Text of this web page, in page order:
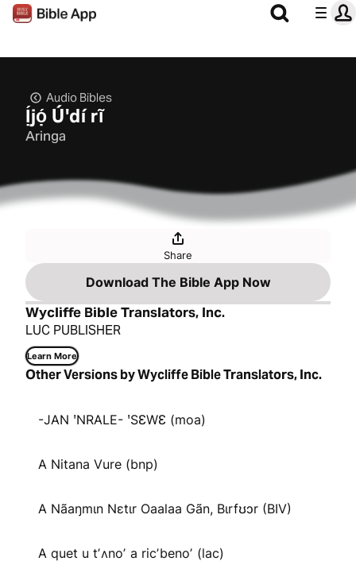
Audio Bibles
Ị́jọ́ Úꞌdí rĩ
Aringa
Share
Download The Bible App Now
Wycliffe Bible Translators, Inc.
LUC PUBLISHER
Learn More
Other Versions by Wycliffe Bible Translators, Inc.
-JAN ꞌNRALE- ꞌSƐWƐ (moa)
A Nitana Vure (bnp)
A Nãaŋmɩn Nɛtɩr Oaalaa Gãn, Bɩrfʊɔr (BIV)
A quet u tʼʌnoʼ a ricʼbenoʼ (lac)